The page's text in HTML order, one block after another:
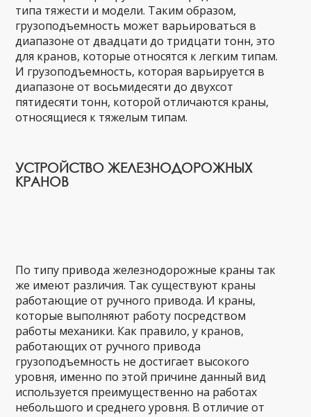
типа тяжести и модели. Таким образом,
грузоподъемность может варьироваться в
диапазоне от двадцати до тридцати тонн, это
для кранов, которые относятся к легким типам.
И грузоподъемность, которая варьируется в
диапазоне от восьмидесяти до двухсот
пятидесяти тонн, которой отличаются краны,
относящиеся к тяжелым типам.
УСТРОЙСТВО ЖЕЛЕЗНОДОРОЖНЫХ
КРАНОВ
По типу привода железнодорожные краны так
же имеют различия. Так существуют краны
работающие от ручного привода. И краны,
которые выполняют работу посредством
работы механики. Как правило, у кранов,
работающих от ручного привода
грузоподъемность не достигает высокого
уровня, именно по этой причине данный вид
используется преимущественно на работах
небольшого и среднего уровня. В отличие от